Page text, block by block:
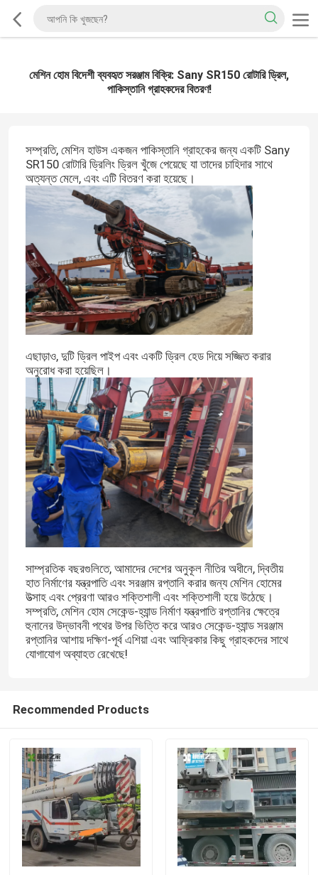
মেশিন হোম বিদেশী ব্যবহৃত সরঞ্জাম বিক্রি: Sany SR150 রোটারি ড্রিল,
পাকিস্তানি গ্রাহকদের বিতরণ!
সম্প্রতি, মেশিন হাউস একজন পাকিস্তানি গ্রাহকের জন্য একটি Sany
SR150 রোটারি ড্রিলিং ড্রিল খুঁজে পেয়েছে যা তাদের চাহিদার সাথে
অত্যন্ত মেলে, এবং এটি বিতরণ করা হয়েছে।
এছাড়াও, দুটি ড্রিল পাইপ এবং একটি ড্রিল হেড দিয়ে সজ্জিত করার
অনুরোধ করা হয়েছিল।
সাম্প্রতিক বছরগুলিতে, আমাদের দেশের অনুকূল নীতির অধীনে, দ্বিতীয়
হাত নির্মাণের যন্ত্রপাতি এবং সরঞ্জাম রপ্তানি করার জন্য মেশিন হোমের
উত্সাহ এবং প্রেরণা আরও শক্তিশালী এবং শক্তিশালী হয়ে উঠেছে।
সম্প্রতি, মেশিন হোম সেকেন্ড-হ্যান্ড নির্মাণ যন্ত্রপাতি রপ্তানির ক্ষেত্রে
হুনানের উদ্ভাবনী পথের উপর ভিত্তি করে আরও সেকেন্ড-হ্যান্ড সরঞ্জাম
রপ্তানির আশায় দক্ষিণ-পূর্ব এশিয়া এবং আফ্রিকার কিছু গ্রাহকদের সাথে
যোগাযোগ অব্যাহত রেখেছে!
Recommended Products